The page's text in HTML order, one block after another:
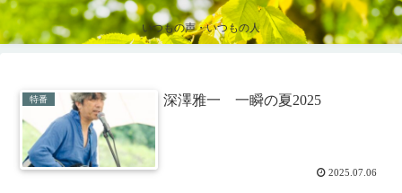
いつもの声・いつもの人
特番 深澤雅一 一瞬の夏2025
2025.07.06